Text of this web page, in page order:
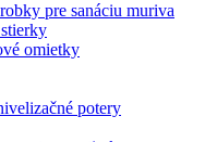
pre sanáciu muriva
omietky
potery